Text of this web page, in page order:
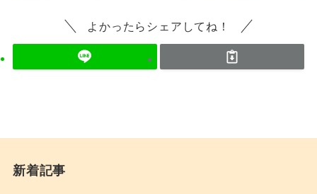
よかったらシェアしてね！
新着記事